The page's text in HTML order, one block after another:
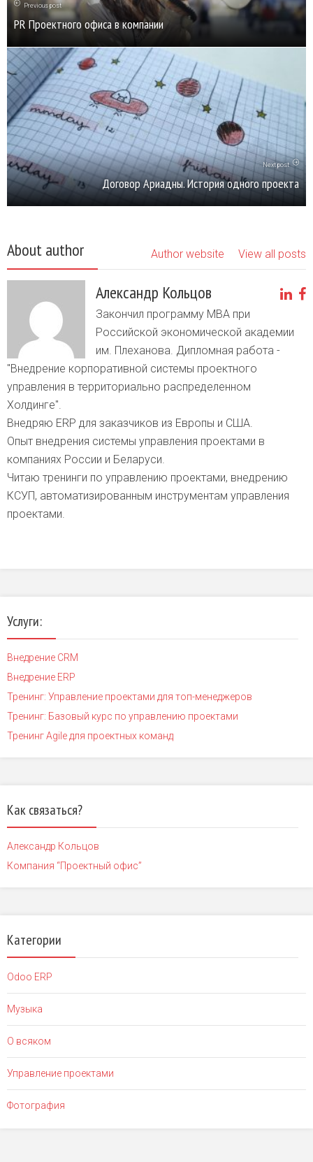
Previous post
PR Проектного офиса в компании
Next post
Договор Ариадны. История одного проекта
About author View all posts
Author website
Александр Кольцов
Закончил программу MBA при
Российской экономической академии
им. Плеханова. Дипломная работа -
"Внедрение корпоративной системы проектного
управления в территориально распределенном
Холдинге".
Внедряю ERP для заказчиков из Европы и США.
Опыт внедрения системы управления проектами в
компаниях России и Беларуси.
Читаю тренинги по управлению проектами, внедрению
КСУП, автоматизированным инструментам управления
проектами.
Услуги:
Внедрение CRM
Внедрение ERP
Тренинг: Управление проектами для топ-менеджеров
Тренинг: Базовый курс по управлению проектами
Тренинг Agile для проектных команд
Как связаться?
Александр Кольцов
Компания “Проектный офис”
Категории
Odoo ERP
Музыка
О всяком
Управление проектами
Фотография